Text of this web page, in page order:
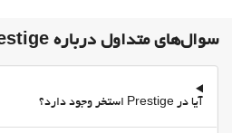
صبحانه انتخابی در اتاق
پارکینگ
پارکینگ
سوال‌های متداول درباره Prestige
آیا در Prestige استخر وجود دارد؟